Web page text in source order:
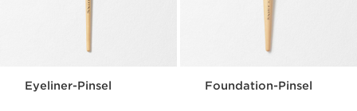
Eyeliner-Pinsel Foundation-Pinsel